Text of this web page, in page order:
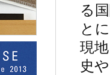
る
と
現
史